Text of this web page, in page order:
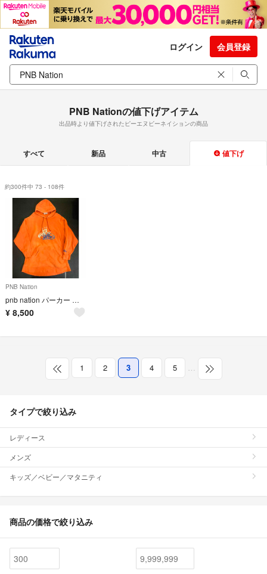
ログイン 会員登録
PNB Nationの値下げアイテム
出品時より値下げされたピーエヌビーネイションの商品
すべて 新品 中古 値下げ
約300件中 73 - 108件
PNB Nation
pnb nation パーカー サイズ XL
¥ 8,500
1 2 3 4 5 …
タイプで絞り込み
レディース
メンズ
キッズ／ベビー／マタニティ
商品の価格で絞り込み